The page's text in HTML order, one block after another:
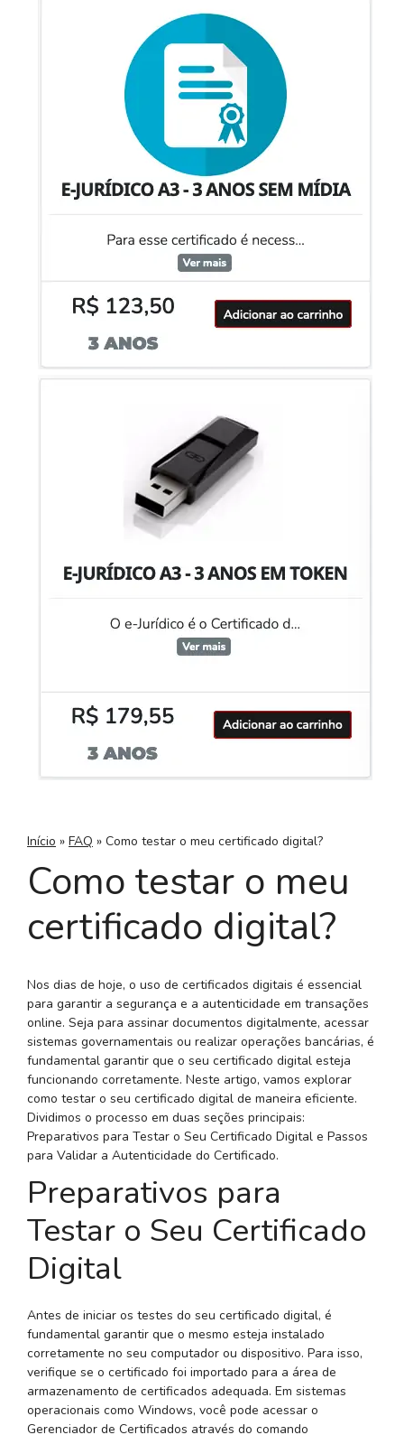
Início » FAQ » Como testar o meu certificado digital?
Como testar o meu
certificado digital?
Nos dias de hoje, o uso de certificados digitais é essencial
para garantir a segurança e a autenticidade em transações
online. Seja para assinar documentos digitalmente, acessar
sistemas governamentais ou realizar operações bancárias, é
fundamental garantir que o seu certificado digital esteja
funcionando corretamente. Neste artigo, vamos explorar
como testar o seu certificado digital de maneira eficiente.
Dividimos o processo em duas seções principais:
Preparativos para Testar o Seu Certificado Digital e Passos
para Validar a Autenticidade do Certificado.
Preparativos para
Testar o Seu Certificado
Digital
Antes de iniciar os testes do seu certificado digital, é
fundamental garantir que o mesmo esteja instalado
corretamente no seu computador ou dispositivo. Para isso,
verifique se o certificado foi importado para a área de
armazenamento de certificados adequada. Em sistemas
operacionais como Windows, você pode acessar o
Gerenciador de Certificados através do comando